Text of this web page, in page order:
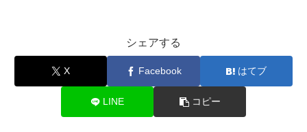
シェアする
X Facebook はてブ
LINE コピー